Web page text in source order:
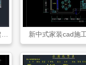
新中式家装cad施